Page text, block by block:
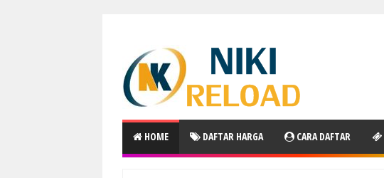
HOME DAFTAR HARGA CARA DAFTAR